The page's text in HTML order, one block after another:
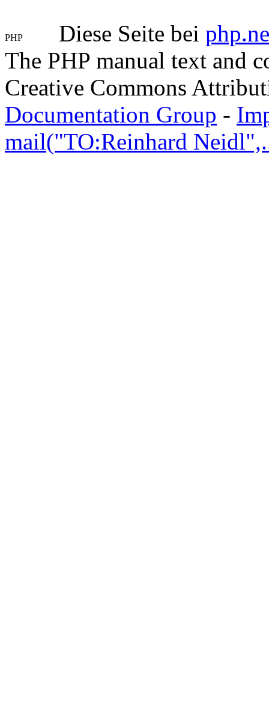
Diese Seite bei
The PHP manual text and
Creative Commons
Documentation Group -
mail("TO:Reinhard